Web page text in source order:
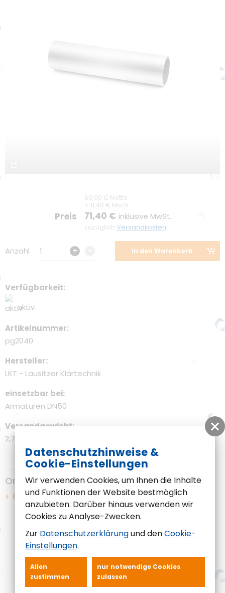
Kompetenz durch Innovation
Nachhaltigkeit
Förderung
60,00 € Netto
+ 11,40 € MwSt.
Preis 71,40 € inklusive MwSt.
zuzüglich Versandkosten
Verfügbarkeit
aktiv
Artikelnummer
pg2040
Hersteller
LKT - Lausitzer Klärtechnik
einsetzbar bei
Armaturen DN50
Versandgewicht
2,70 kg
Anzahl 1 in den Warenkorb
Online-Shop
Ersatzteilshop
Ersatzteile für Kleinkläranlagen
Armaturen für Pumpstationen
Armaturen DN40
Armaturen DN80
Datenschutzhinweise &
Cookie-Einstellungen
Wir verwenden Cookies, um Ihnen die Inhalte
und Funktionen der Website bestmöglich
anzubieten. Darüber hinaus verwenden wir
Cookies zu Analyse-Zwecken.
Zur Datenschutzerklärungund denCookie-
Einstellungen.
Allen
zustimmen
nur notwendige Cookies
zulassen